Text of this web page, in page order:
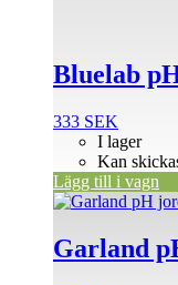
Bluelab
333 SEK
I lager
Kan
Lägg till i vagn
Garland